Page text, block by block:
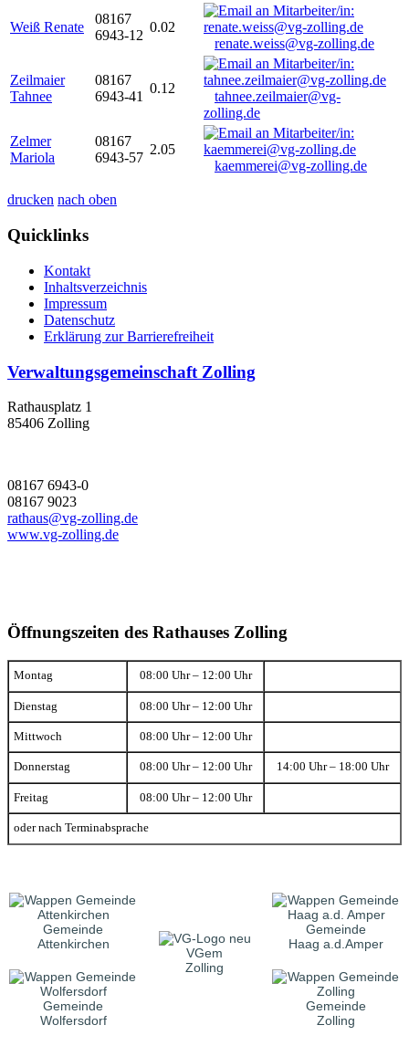
Weiß Renate
08167
6943-12
0.02
renate.weiss@vg-zolling.de
Zeilmaier
Tahnee
08167
6943-41
0.12
tahnee.zeilmaier@vg-
zolling.de
Zelmer
Mariola
08167
6943-57
2.05
kaemmerei@vg-zolling.de
drucken nach oben
Quicklinks
Kontakt
Inhaltsverzeichnis
Impressum
Datenschutz
Erklärung zur Barrierefreiheit
Verwaltungsgemeinschaft Zolling
Rathausplatz 1
85406 Zolling
08167 6943-0
08167 9023
rathaus@vg-zolling.de
www.vg-zolling.de
Öffnungszeiten des Rathauses Zolling
Montag 08:00 Uhr – 12:00 Uhr
Dienstag 08:00 Uhr – 12:00 Uhr
Mittwoch 08:00 Uhr – 12:00 Uhr
Donnerstag 08:00 Uhr – 12:00 Uhr 14:00 Uhr – 18:00 Uhr
Freitag 08:00 Uhr – 12:00 Uhr
oder nach Terminabsprache
Gemeinde
Attenkirchen
VGem
Zolling
Gemeinde
Haag a.d.Amper
Gemeinde
Wolfersdorf
Gemeinde
Zolling